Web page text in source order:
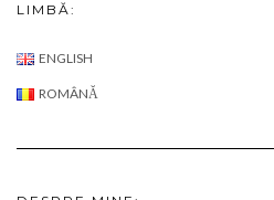
DESPRE MINE: